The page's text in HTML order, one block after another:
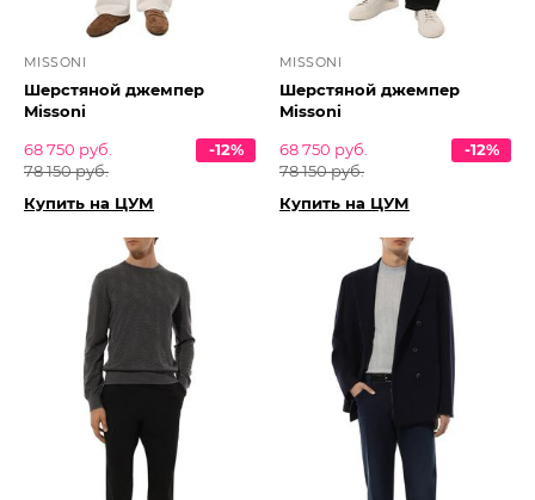
MISSONI
Шерстяной джемпер
Missoni
68 750 руб.
78 150 руб.
-12%
Купить на ЦУМ
MISSONI
Шерстяной джемпер
Missoni
68 750 руб.
78 150 руб.
-12%
Купить на ЦУМ